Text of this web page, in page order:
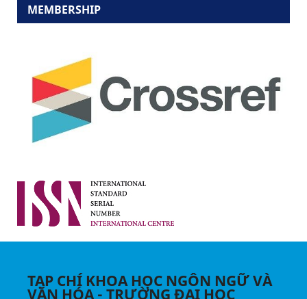
MEMBERSHIP
TẠP CHÍ KHOA HỌC NGÔN NGỮ VÀ
VĂN HÓA - TRƯỜNG ĐẠI HỌC